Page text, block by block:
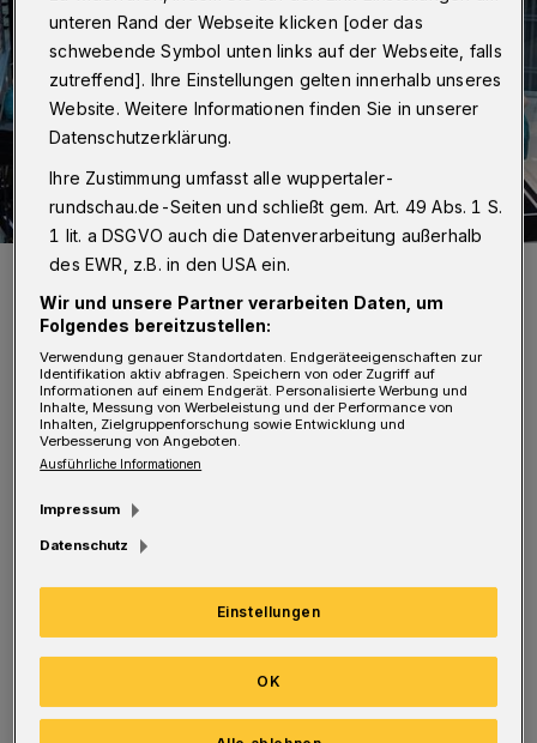
Der Cronenberger Damenchor in Aktion.
Foto: DCC
Der Chor umfasst momentan rund aktive
„Wir sind zwar alle schon etwas älter, aber
trotzdem eine unternehmungslustige Gruppe.
Wir mögen die deutsche Sprache, und deshalb
singen wir am liebsten Schlager von zum
Beispiel elene Fischer oder Udo Jürgens und
Evergreens von Peter Alexander oder Cornelia
Froboess“, heißt es.
unteren Rand der Webseite klicken [oder das
schwebende Symbol unten links auf der Webseite, falls
zutreffend]. Ihre Einstellungen gelten innerhalb unseres
Website. Weitere Informationen finden Sie in unserer
Datenschutzerklärung.
Ihre Zustimmung umfasst alle wuppertaler-
rundschau.de-Seiten und schließt gem. Art. 49 Abs. 1 S.
1 lit. a DSGVO auch die Datenverarbeitung außerhalb
des EWR, z.B. in den USA ein.
Wir und unsere Partner verarbeiten Daten, um
Folgendes bereitzustellen:
Verwendung genauer Standortdaten. Endgeräteeigenschaften zur
Identifikation aktiv abfragen. Speichern von oder Zugriff auf
Informationen auf einem Endgerät. Personalisierte Werbung und
Inhalte, Messung von Werbeleistung und der Performance von
Inhalten, Zielgruppenforschung sowie Entwicklung und
Verbesserung von Angeboten.
Ausführliche Informationen
Impressum
Datenschutz
Einstellungen
OK